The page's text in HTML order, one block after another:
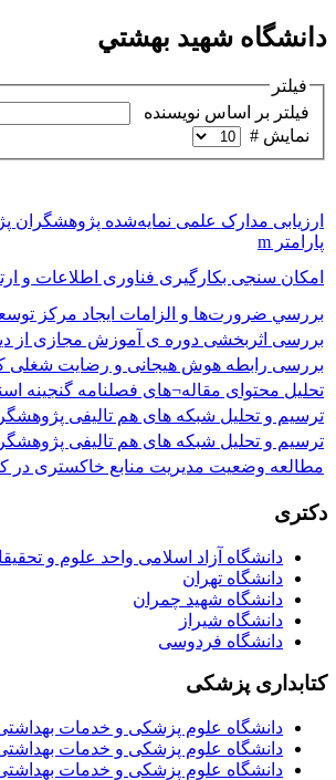
دانشگاه شهید بهشتي
فیلتر
فیلتر بر اساس نویسنده
نمایش #
پارامتر m
امکان سنجی بکارگیری فناوری اطلاعات و
بررسي ضرورت‌ها و الزامات ايجاد مركز
بررسی اثربخشی دوره ی آموزش مجازی از
بررسی رابطه هوش هیجانی و رضایت شغلی
تحلیل محتوای مقاله¬های فصلنامه گنجینه
ترسیم و تحلیل شبکه های هم تالیفی
ترسیم و تحلیل شبکه های هم تالیفی
مطالعه وضعیت مدیریت منابع خاکستری در
دکتری
دانشگاه آزاد اسلامی واحد علوم و
دانشگاه تهران
دانشگاه شهید چمران
دانشگاه شیراز
دانشگاه فردوسی
کتابداری پزشکی
دانشگاه علوم پزشکی و خدمات
دانشگاه علوم پزشکی و خدمات بهداشتی
دانشگاه علوم پزشکی و خدمات